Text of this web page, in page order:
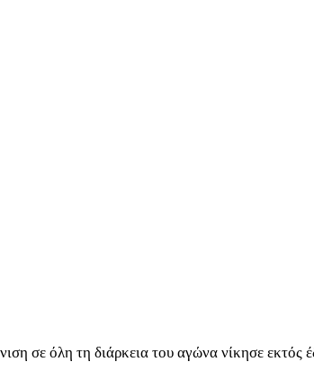
σε όλη τη διάρκεια του αγώνα νίκησε εκτός